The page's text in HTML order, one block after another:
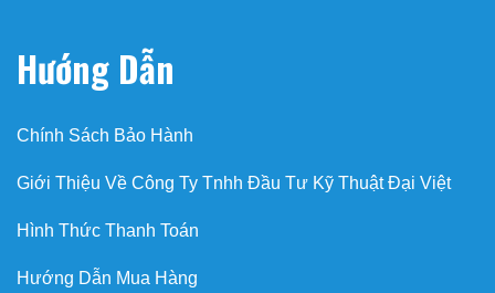
Hướng Dẫn
Chính Sách Bảo Hành
Giới Thiệu Về Công Ty Tnhh Đầu Tư Kỹ Thuật Đại Việt
Hình Thức Thanh Toán
Hướng Dẫn Mua Hàng